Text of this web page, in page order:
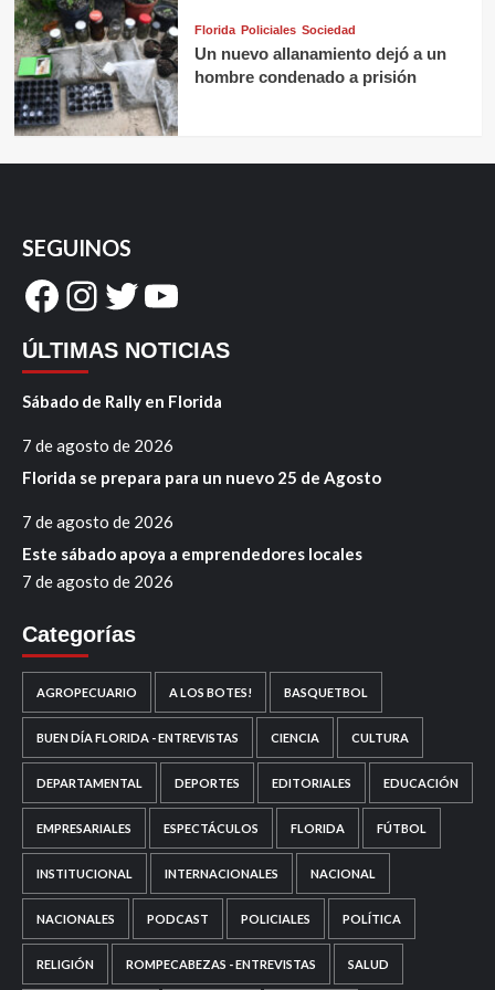
Florida Policiales Sociedad
Un nuevo allanamiento dejó a un
hombre condenado a prisión
SEGUINOS
Facebook
Instagram
Twitter
YouTube
ÚLTIMAS NOTICIAS
Sábado de Rally en Florida
7 de agosto de 2026
Florida se prepara para un nuevo 25 de Agosto
7 de agosto de 2026
Este sábado apoya a emprendedores locales
7 de agosto de 2026
Categorías
AGROPECUARIO A LOS BOTES! BASQUETBOL
BUEN DÍA FLORIDA - ENTREVISTAS CIENCIA CULTURA
DEPARTAMENTAL DEPORTES EDITORIALES EDUCACIÓN
EMPRESARIALES ESPECTÁCULOS FLORIDA FÚTBOL
INSTITUCIONAL INTERNACIONALES NACIONAL
NACIONALES PODCAST POLICIALES POLÍTICA
RELIGIÓN ROMPECABEZAS - ENTREVISTAS SALUD